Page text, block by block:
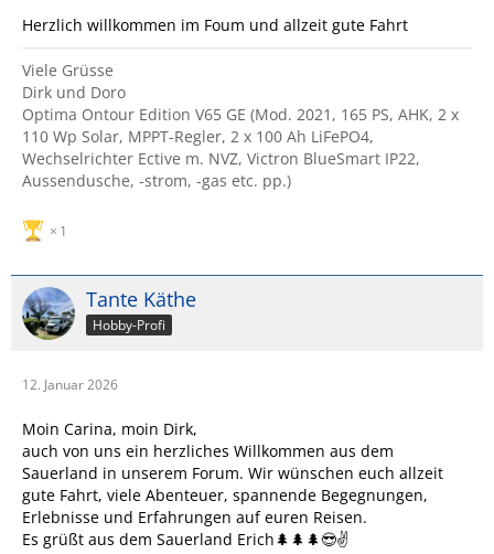
Herzlich willkommen im Foum und allzeit gute Fahrt
Viele Grüsse
Dirk und Doro
Optima Ontour Edition V65 GE (Mod. 2021, 165 PS, AHK, 2 x
110 Wp Solar, MPPT-Regler, 2 x 100 Ah LiFePO4,
Wechselrichter Ective m. NVZ, Victron BlueSmart IP22,
Aussendusche, -strom, -gas etc. pp.)
1
Tante Käthe
Hobby-Profi
12. Januar 2026
Moin Carina, moin Dirk,
auch von uns ein herzliches Willkommen aus dem
Sauerland in unserem Forum. Wir wünschen euch allzeit
gute Fahrt, viele Abenteuer, spannende Begegnungen,
Erlebnisse und Erfahrungen auf euren Reisen.
Es grüßt aus dem Sauerland Erich🌲🌲🌲😎✌️